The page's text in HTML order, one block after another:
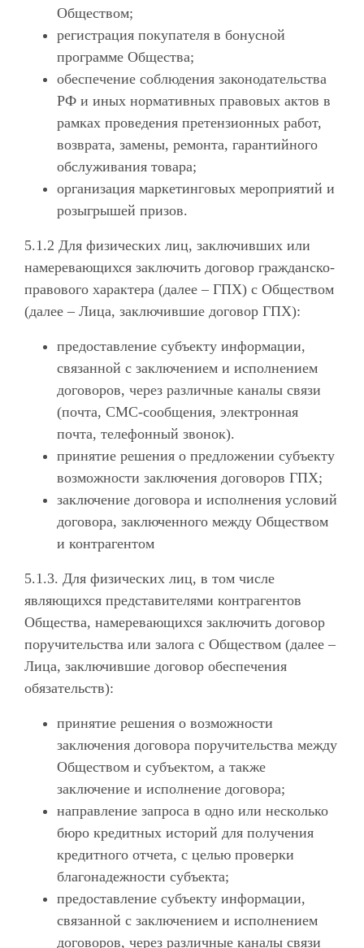
Обществом;
регистрация покупателя в бонусной
программе Общества;
обеспечение соблюдения законодательства
РФ и иных нормативных правовых актов в
рамках проведения претензионных работ,
возврата, замены, ремонта, гарантийного
обслуживания товара;
организация маркетинговых мероприятий и
розыгрышей призов.
5.1.2 Для физических лиц, заключивших или
намеревающихся заключить договор гражданско-
правового характера (далее – ГПХ) с Обществом
(далее – Лица, заключившие договор ГПХ):
предоставление субъекту информации,
связанной с заключением и исполнением
договоров, через различные каналы связи
(почта, СМС-сообщения, электронная
почта, телефонный звонок).
принятие решения о предложении субъекту
возможности заключения договоров ГПХ;
заключение договора и исполнения условий
договора, заключенного между Обществом
и контрагентом
5.1.3. Для физических лиц, в том числе
являющихся представителями контрагентов
Общества, намеревающихся заключить договор
поручительства или залога с Обществом (далее –
Лица, заключившие договор обеспечения
обязательств):
принятие решения о возможности
заключения договора поручительства между
Обществом и субъектом, а также
заключение и исполнение договора;
направление запроса в одно или несколько
бюро кредитных историй для получения
кредитного отчета, с целью проверки
благонадежности субъекта;
предоставление субъекту информации,
связанной с заключением и исполнением
договоров, через различные каналы связи